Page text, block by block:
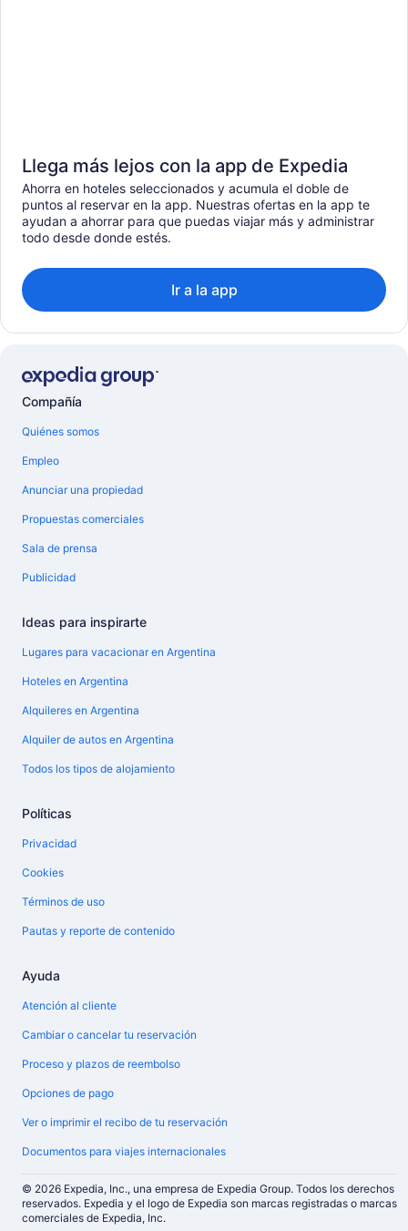
Llega más lejos con la app de Expedia
Ahorra en hoteles seleccionados y acumula el doble de
puntos al reservar en la app. Nuestras ofertas en la app te
ayudan a ahorrar para que puedas viajar más y administrar
todo desde donde estés.
Ir a la app
Compañía
Quiénes somos
Empleo
Anunciar una propiedad
Propuestas comerciales
Sala de prensa
Publicidad
Ideas para inspirarte
Lugares para vacacionar en Argentina
Hoteles en Argentina
Alquileres en Argentina
Alquiler de autos en Argentina
Todos los tipos de alojamiento
Políticas
Privacidad
Cookies
Términos de uso
Pautas y reporte de contenido
Ayuda
Atención al cliente
Cambiar o cancelar tu reservación
Proceso y plazos de reembolso
Opciones de pago
Ver o imprimir el recibo de tu reservación
Documentos para viajes internacionales
© 2026 Expedia, Inc., una empresa de Expedia Group. Todos los derechos
reservados. Expedia y el logo de Expedia son marcas registradas o marcas
comerciales de Expedia, Inc.